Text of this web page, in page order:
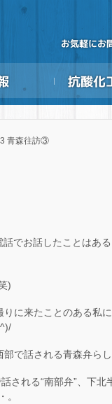
青森往訪③
でお話したことはあ
)
に来たことのある私
で話される青森弁らし
される“南部弁”、下北
。